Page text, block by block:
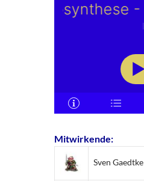
Mitwirkende:
Sven Gaedtke